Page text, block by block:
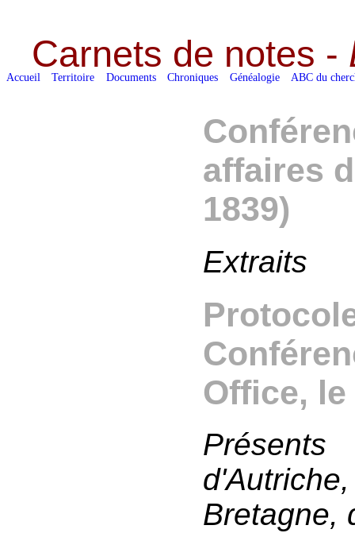
Carnets de notes -
Accueil Territoire Documents Chroniques Généalogie ABC du
affaires
1839)
Extraits
Office, le
Bretagne,